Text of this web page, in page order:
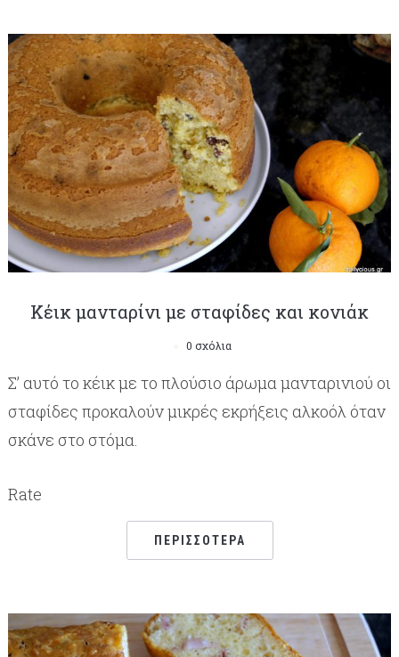
Κέικ μανταρίνι με σταφίδες και κονιάκ
0 σχόλια
Σ’ αυτό το κέικ με το πλούσιο άρωμα μανταρινιού οι
σταφίδες προκαλούν μικρές εκρήξεις αλκοόλ όταν
σκάνε στο στόμα.
Rate
ΠΕΡΙΣΣΌΤΕΡΑ